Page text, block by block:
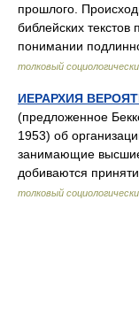
прошлого.
библейских
понимании
толковый
ИЕРАРХИЯ
(предложенное
1953) об
занимающие высшие
добиваются
толковый